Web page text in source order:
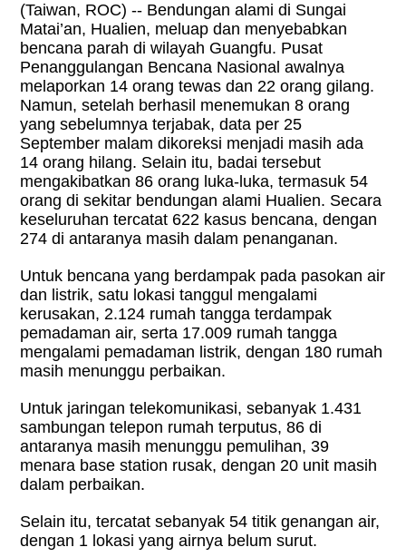
(Taiwan, ROC) -- Bendungan alami di Sungai
Matai’an, Hualien, meluap dan menyebabkan
bencana parah di wilayah Guangfu. Pusat
Penanggulangan Bencana Nasional awalnya
melaporkan 14 orang tewas dan 22 orang gilang.
Namun, setelah berhasil menemukan 8 orang
yang sebelumnya terjabak, data per 25
September malam dikoreksi menjadi masih ada
14 orang hilang. Selain itu, badai tersebut
mengakibatkan 86 orang luka-luka, termasuk 54
orang di sekitar bendungan alami Hualien. Secara
keseluruhan tercatat 622 kasus bencana, dengan
274 di antaranya masih dalam penanganan.
Untuk bencana yang berdampak pada pasokan air
dan listrik, satu lokasi tanggul mengalami
kerusakan, 2.124 rumah tangga terdampak
pemadaman air, serta 17.009 rumah tangga
mengalami pemadaman listrik, dengan 180 rumah
masih menunggu perbaikan.
Untuk jaringan telekomunikasi, sebanyak 1.431
sambungan telepon rumah terputus, 86 di
antaranya masih menunggu pemulihan, 39
menara base station rusak, dengan 20 unit masih
dalam perbaikan.
Selain itu, tercatat sebanyak 54 titik genangan air,
dengan 1 lokasi yang airnya belum surut.